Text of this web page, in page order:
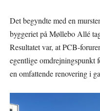
Det begyndte med en
byggeriet på Møllebo Allé
Resultatet var, at PCB-
egentlige omdrejningspunkt
en omfattende renovering i